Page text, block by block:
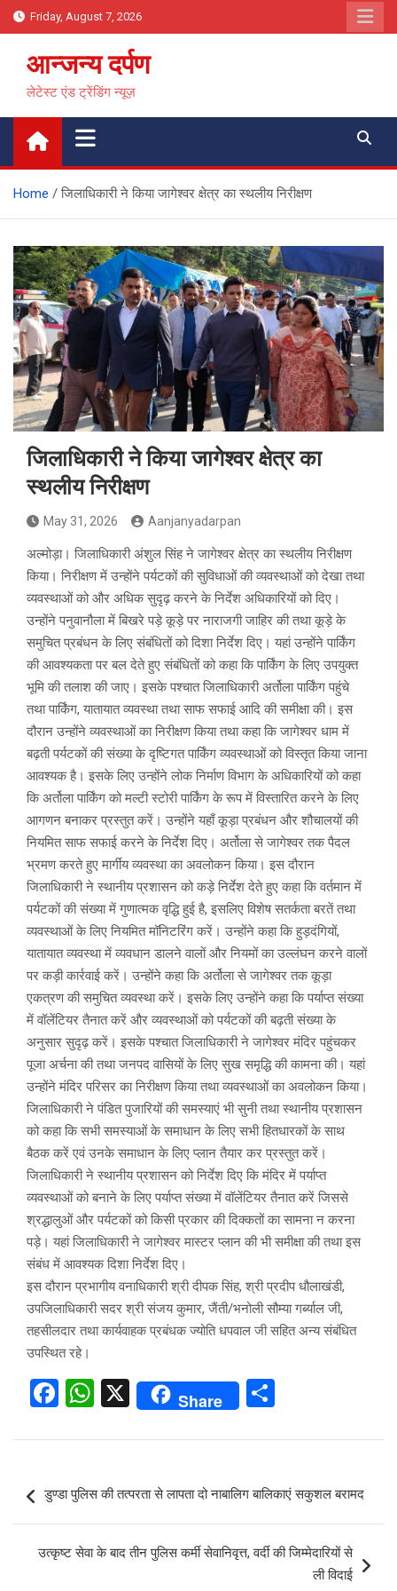
Skip
to
content
Friday, August 7, 2026
आन्जन्य दर्पण
लेटेस्ट एंड ट्रेंडिंग न्यूज़
Home जिलाधिकारी ने किया जागेश्वर क्षेत्र का स्थलीय निरीक्षण
जिलाधिकारी ने किया जागेश्वर क्षेत्र का
स्थलीय निरीक्षण
May 31, 2026 Aanjanyadarpan
अल्मोड़ा। जिलाधिकारी अंशुल सिंह ने जागेश्वर क्षेत्र का स्थलीय निरीक्षण
किया। निरीक्षण में उन्होंने पर्यटकों की सुविधाओं की व्यवस्थाओं को देखा तथा
व्यवस्थाओं को और अधिक सुदृढ़ करने के निर्देश अधिकारियों को दिए।
उन्होंने पनुवानौला में बिखरे पड़े कूड़े पर नाराजगी जाहिर की तथा कूड़े के
समुचित प्रबंधन के लिए संबंधितों को दिशा निर्देश दिए। यहां उन्होंने पार्किंग
की आवश्यकता पर बल देते हुए संबंधितों को कहा कि पार्किंग के लिए उपयुक्त
भूमि की तलाश की जाए। इसके पश्चात जिलाधिकारी अर्तोला पार्किंग पहुंचे
तथा पार्किंग, यातायात व्यवस्था तथा साफ सफाई आदि की समीक्षा की। इस
दौरान उन्होंने व्यवस्थाओं का निरीक्षण किया तथा कहा कि जागेश्वर धाम में
बढ़ती पर्यटकों की संख्या के दृष्टिगत पार्किंग व्यवस्थाओं को विस्तृत किया जाना
आवश्यक है। इसके लिए उन्होंने लोक निर्माण विभाग के अधिकारियों को कहा
कि अर्तोला पार्किंग को मल्टी स्टोरी पार्किंग के रूप में विस्तारित करने के लिए
आगणन बनाकर प्रस्तुत करें। उन्होंने यहाँ कूड़ा प्रबंधन और शौचालयों की
नियमित साफ सफाई करने के निर्देश दिए। अर्तोला से जागेश्वर तक पैदल
भ्रमण करते हुए मार्गीय व्यवस्था का अवलोकन किया। इस दौरान
जिलाधिकारी ने स्थानीय प्रशासन को कड़े निर्देश देते हुए कहा कि वर्तमान में
पर्यटकों की संख्या में गुणात्मक वृद्धि हुई है, इसलिए विशेष सतर्कता बरतें तथा
व्यवस्थाओं के लिए नियमित मॉनिटरिंग करें। उन्होंने कहा कि हुड़दंगियों,
यातायात व्यवस्था में व्यवधान डालने वालों और नियमों का उल्लंघन करने वालों
पर कड़ी कार्रवाई करें। उन्होंने कहा कि अर्तोला से जागेश्वर तक कूड़ा
एकत्रण की समुचित व्यवस्था करें। इसके लिए उन्होंने कहा कि पर्याप्त संख्या
में वॉलेंटियर तैनात करें और व्यवस्थाओं को पर्यटकों की बढ़ती संख्या के
अनुसार सुदृढ़ करें। इसके पश्चात जिलाधिकारी ने जागेश्वर मंदिर पहुंचकर
पूजा अर्चना की तथा जनपद वासियों के लिए सुख समृद्धि की कामना की। यहां
उन्होंने मंदिर परिसर का निरीक्षण किया तथा व्यवस्थाओं का अवलोकन किया।
जिलाधिकारी ने पंडित पुजारियों की समस्याएं भी सुनी तथा स्थानीय प्रशासन
को कहा कि सभी समस्याओं के समाधान के लिए सभी हितधारकों के साथ
बैठक करें एवं उनके समाधान के लिए प्लान तैयार कर प्रस्तुत करें।
जिलाधिकारी ने स्थानीय प्रशासन को निर्देश दिए कि मंदिर में पर्याप्त
व्यवस्थाओं को बनाने के लिए पर्याप्त संख्या में वॉलेंटियर तैनात करें जिससे
श्रद्धालुओं और पर्यटकों को किसी प्रकार की दिक्कतों का सामना न करना
पड़े। यहां जिलाधिकारी ने जागेश्वर मास्टर प्लान की भी समीक्षा की तथा इस
संबंध में आवश्यक दिशा निर्देश दिए।
इस दौरान प्रभागीय वनाधिकारी श्री दीपक सिंह, श्री प्रदीप धौलाखंडी,
उपजिलाधिकारी सदर श्री संजय कुमार, जैंती/भनोली सौम्या गर्ब्याल जी,
तहसीलदार तथा कार्यवाहक प्रबंधक ज्योति धपवाल जी सहित अन्य संबंधित
उपस्थित रहे।
F
ce
o
o
k
W
at
A
p
p
X Share
ar
navigation
डुण्डा पुलिस की तत्परता से लापता दो नाबालिग बालिकाएं सकुशल बरामद
उत्कृष्ट सेवा के बाद तीन पुलिस कर्मी सेवानिवृत्त, वर्दी की जिम्मेदारियों से
ली विदाई